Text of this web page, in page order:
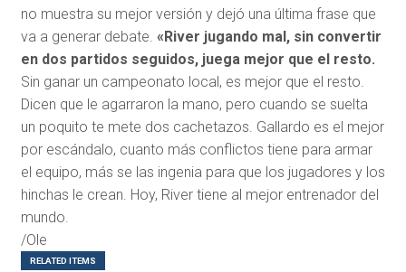
no muestra su mejor versión y dejó una última frase que
va a generar debate. «River jugando mal, sin convertir
en dos partidos seguidos, juega mejor que el resto.
Sin ganar un campeonato local, es mejor que el resto.
Dicen que le agarraron la mano, pero cuando se suelta
un poquito te mete dos cachetazos. Gallardo es el mejor
por escándalo, cuanto más conflictos tiene para armar
el equipo, más se las ingenia para que los jugadores y los
hinchas le crean. Hoy, River tiene al mejor entrenador del
mundo.
/Ole
RELATED ITEMS